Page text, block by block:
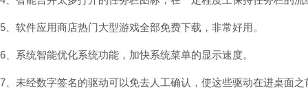
5、软件应用商店热门大型游戏全部免费下载，非常好用。
6、系统智能优化系统功能，加快系统菜单的显示速度。
7、未经数字签名的驱动可以免去人工确认，使这些驱动在进桌面